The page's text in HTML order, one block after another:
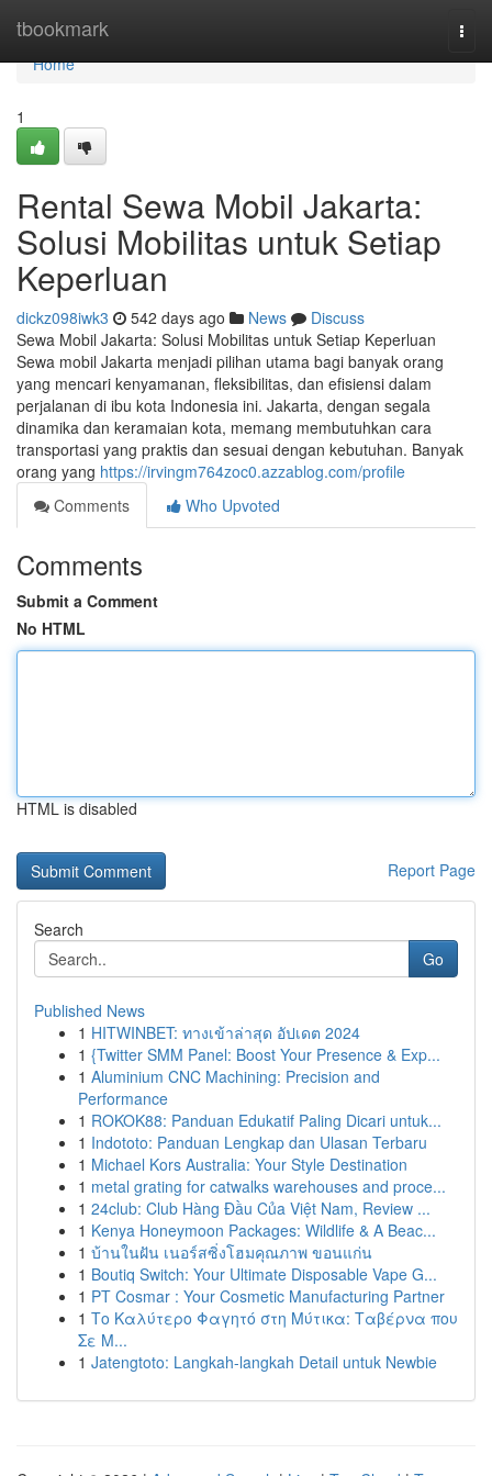
tbookmark
Home
Home
1
Rental Sewa Mobil Jakarta:
Solusi Mobilitas untuk Setiap
Keperluan
dickz098iwk3 542 days ago News
Discuss
Sewa Mobil Jakarta: Solusi Mobilitas untuk Setiap Keperluan
Sewa mobil Jakarta menjadi pilihan utama bagi banyak orang
yang mencari kenyamanan, fleksibilitas, dan efisiensi dalam
perjalanan di ibu kota Indonesia ini. Jakarta, dengan segala
dinamika dan keramaian kota, memang membutuhkan cara
transportasi yang praktis dan sesuai dengan kebutuhan. Banyak
orang yang https://irvingm764zoc0.azzablog.com/profile
Comments
Who Upvoted
Comments
Submit a Comment
No HTML
HTML is disabled
Report Page
Search
Go
Published News
1 HITWINBET: ทางเข้าล่าสุด อัปเดต 2024
1 {Twitter SMM Panel: Boost Your Presence & Exp...
1 Aluminium CNC Machining: Precision and
Performance
1 ROKOK88: Panduan Edukatif Paling Dicari untuk...
1 Indototo: Panduan Lengkap dan Ulasan Terbaru
1 Michael Kors Australia: Your Style Destination
1 metal grating for catwalks warehouses and proce...
1 24club: Club Hàng Đầu Của Việt Nam, Review ...
1 Kenya Honeymoon Packages: Wildlife & A Beac...
1 บ้านในฝัน เนอร์สซิ่งโฮมคุณภาพ ขอนแก่น
1 Boutiq Switch: Your Ultimate Disposable Vape G...
1 PT Cosmar : Your Cosmetic Manufacturing Partner
1 Το Καλύτερο Φαγητό στη Μύτικα: Ταβέρνα που
Σε Μ...
1 Jatengtoto: Langkah-langkah Detail untuk Newbie